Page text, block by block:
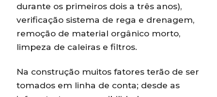
durante os primeiros dois a três anos),
verificação sistema de rega e drenagem,
remoção de material orgânico morto,
limpeza de caleiras e filtros.
Na construção muitos fatores terão de ser
tomados em linha de conta; desde as